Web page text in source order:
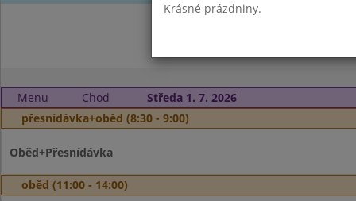
Menu Chod
Středa 1. 7. 2026
přesnídávka+oběd (8:30 - 9:00)
Oběd+Přesnídávka
oběd (11:00 - 14:00)
Krásné prázdniny.